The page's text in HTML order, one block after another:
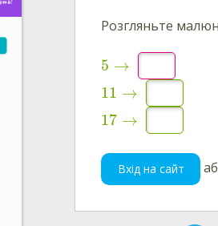
Розгляньте
5 →
11 →
17 →
Вхід на сайт